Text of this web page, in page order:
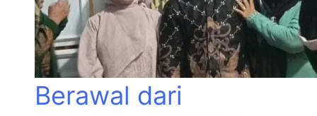
Berawal dari